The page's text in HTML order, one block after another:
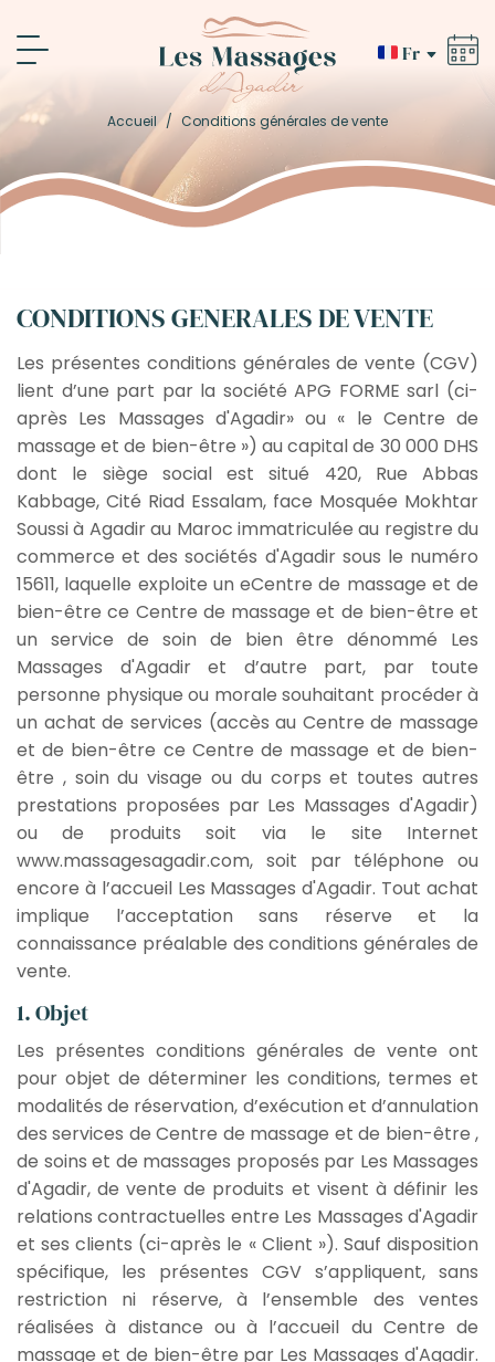
Fr
Accueil / Conditions générales de vente
CONDITIONS GENERALES DE VENTE
Les présentes conditions générales de vente (CGV)
lient d’une part par la société APG FORME sarl (ci-
après Les Massages d'Agadir» ou « le Centre de
massage et de bien-être ») au capital de 30 000 DHS
dont le siège social est situé 420, Rue Abbas
Kabbage, Cité Riad Essalam, face Mosquée Mokhtar
Soussi à Agadir au Maroc immatriculée au registre du
commerce et des sociétés d'Agadir sous le numéro
15611, laquelle exploite un eCentre de massage et de
bien-être ce Centre de massage et de bien-être et
un service de soin de bien être dénommé Les
Massages d'Agadir et d’autre part, par toute
personne physique ou morale souhaitant procéder à
un achat de services (accès au Centre de massage
et de bien-être ce Centre de massage et de bien-
être , soin du visage ou du corps et toutes autres
prestations proposées par Les Massages d'Agadir)
ou de produits soit via le site Internet
www.massagesagadir.com, soit par téléphone ou
encore à l’accueil Les Massages d'Agadir. Tout achat
implique l’acceptation sans réserve et la
connaissance préalable des conditions générales de
vente.
1. Objet
Les présentes conditions générales de vente ont
pour objet de déterminer les conditions, termes et
modalités de réservation, d’exécution et d’annulation
des services de Centre de massage et de bien-être ,
de soins et de massages proposés par Les Massages
d'Agadir, de vente de produits et visent à définir les
relations contractuelles entre Les Massages d'Agadir
et ses clients (ci-après le « Client »). Sauf disposition
spécifique, les présentes CGV s’appliquent, sans
restriction ni réserve, à l’ensemble des ventes
réalisées à distance ou à l’accueil du Centre de
massage et de bien-être par Les Massages d'Agadir.